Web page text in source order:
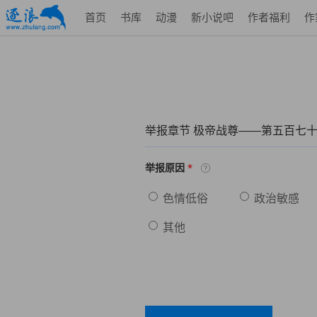
首页 书库 动漫 新小说吧 作者福利 作
举报章节 极帝战尊——第五百七
举报原因 *
色情低俗 政治敏感
其他